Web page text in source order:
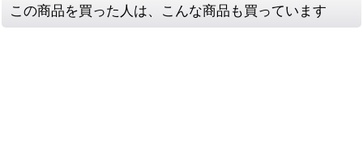
この商品を買った人は、こんな商品も買っています